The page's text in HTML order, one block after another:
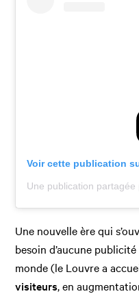
Voir cette publication
Une nouvelle ère qui
besoin d’aucune
monde (le Louvre a
visiteurs, en